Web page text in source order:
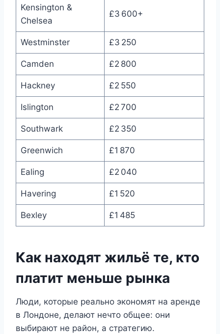
Kensington &
Chelsea
£3 600+
Westminster £3 250
Camden £2 800
Hackney £2 550
Islington £2 700
Southwark £2 350
Greenwich £1 870
Ealing £2 040
Havering £1 520
Bexley £1 485
Как находят жильё те, кто
платит меньше рынка
Люди, которые реально экономят на аренде
в Лондоне, делают нечто общее: они
выбирают не район, а стратегию.